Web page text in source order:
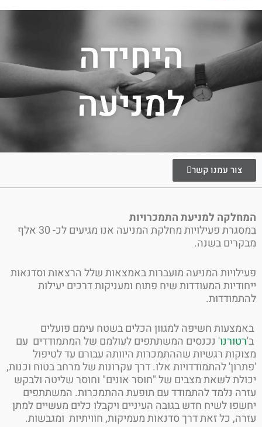
היחידה
למניעה
צור עמנו קשר
למניעת התמכרויות
במסגרת פעילויות מחלקת המניעה אנו מגיעים לכ- 30 אלף
בשנה.
המניעה מועברות באמצאות שלל הרצאות וסדנאות
המעודדות שיח פתוח ומעניקות דרכים יעילות
חשיפה למגוון הכלים בשטח עימם פועלים
' נכנסים המשתתפים לעולמם של המתמודדים עם
רגשיות שההתמכרות היוותה עבורם עד לטיפול
להתמודדויות אלו. דרך עקרונות של מרחב בטוח וכנות,
לשאת מצבים של "חוסר אונים" וחוסר שליטה ולבקש
נלמד להתמודד עם תופעת ההתמכרות. המשתתפים
לשיח חדש בגובה העיניים ויקבלו כלים מעשיים למתן
כל זאת דרך סדנאות מעמיקות, חוויתיות ומגבשות.